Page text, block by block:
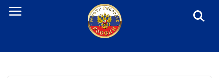
Перейти